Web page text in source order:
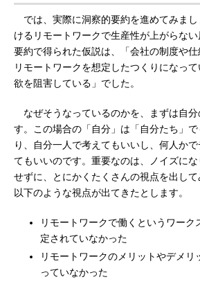
では、実際に洞察的要約を進めてみまし
けるリモートワークで生産性が上がらな
要約で得られた仮説は、「会社の制度や
リモートワークを想定したつくりになっ
欲を阻害している」でした。
なぜそうなっているのかを、まずは自分
す。この場合の「自分」は「自分たち」
り、自分一人で考えてもいいし、何人か
てもいいのです。重要なのは、ノイズに
せずに、とにかくたくさんの視点を出して
以下のような視点が出てきたとします。
リモートワークで働くというワーク
定されていなかった
リモートワークのメリットやデメリ
っていなかった